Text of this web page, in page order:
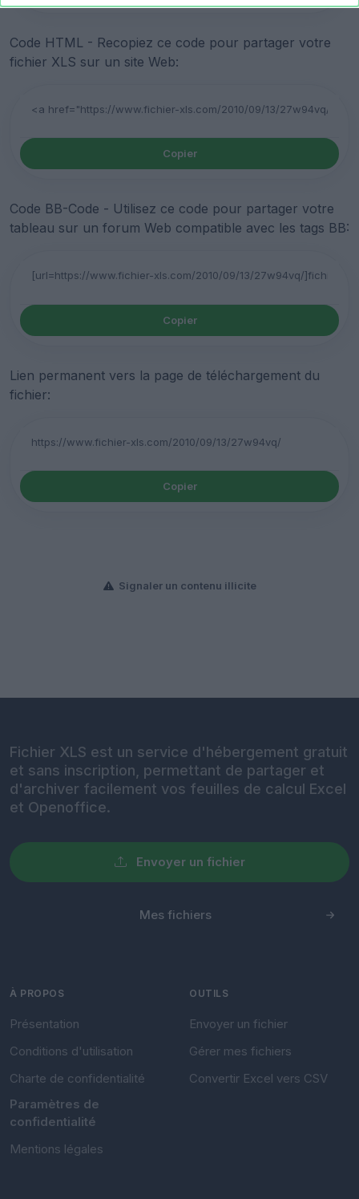
Code HTML - Recopiez ce code pour partager votre
fichier XLS sur un site Web:
Copier
Code BB-Code - Utilisez ce code pour partager votre
tableau sur un forum Web compatible avec les tags BB:
Copier
Lien permanent vers la page de téléchargement du
fichier:
Copier
Signaler un contenu illicite
Fichier XLS est un service d'hébergement gratuit
et sans inscription, permettant de partager et
d'archiver facilement vos feuilles de calcul Excel
et Openoffice.
Envoyer un fichier
Mes fichiers
À PROPOS
Présentation
Conditions d'utilisation
Charte de confidentialité
Paramètres de
confidentialité
Mentions légales
OUTILS
Envoyer un fichier
Gérer mes fichiers
Convertir Excel vers CSV